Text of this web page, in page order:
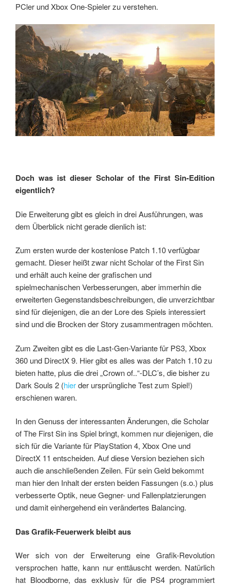
PCler und Xbox One-Spieler zu verstehen.
Doch was ist dieser Scholar of the First Sin-Edition
eigentlich?
Die Erweiterung gibt es gleich in drei Ausführungen, was
dem Überblick nicht gerade dienlich ist:
Zum ersten wurde der kostenlose Patch 1.10 verfügbar
gemacht. Dieser heißt zwar nicht Scholar of the First Sin
und erhält auch keine der grafischen und
spielmechanischen Verbesserungen, aber immerhin die
erweiterten Gegenstandsbeschreibungen, die unverzichtbar
sind für diejenigen, die an der Lore des Spiels interessiert
sind und die Brocken der Story zusammentragen möchten.
Zum Zweiten gibt es die Last-Gen-Variante für PS3, Xbox
360 und DirectX 9. Hier gibt es alles was der Patch 1.10 zu
bieten hatte, plus die drei „Crown of..“-DLC’s, die bisher zu
Dark Souls 2 (hierder ursprüngliche Test zum Spiel!)
erschienen waren.
In den Genuss der interessanten Änderungen, die Scholar
of The First Sin ins Spiel bringt, kommen nur diejenigen, die
sich für die Variante für PlayStation 4, Xbox One und
DirectX 11 entscheiden. Auf diese Version beziehen sich
auch die anschließenden Zeilen. Für sein Geld bekommt
man hier den Inhalt der ersten beiden Fassungen (s.o.) plus
verbesserte Optik, neue Gegner- und Fallenplatzierungen
und damit einhergehend ein verändertes Balancing.
Das Grafik-Feuerwerk bleibt aus
Wer sich von der Erweiterung eine Grafik-Revolution
versprochen hatte, kann nur enttäuscht werden. Natürlich
hat Bloodborne, das exklusiv für die PS4 programmiert